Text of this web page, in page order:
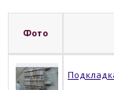
Фото